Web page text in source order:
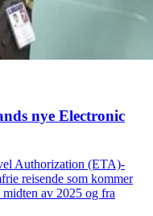
nye Electronic
Authorization (ETA)-
reisende som kommer
av 2025 og fra